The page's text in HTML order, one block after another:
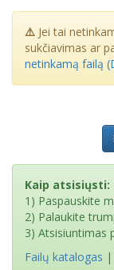
⚠️ Jei tai
sukčiavimas ar
netinkamą failą
Kaip atsisiųsti:
1) Paspauskite
2) Palaukite
3) Atsisiuntimas
Failų katalogas |